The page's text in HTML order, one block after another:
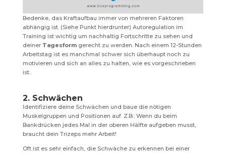
Bedenke, das Kraftaufbau immer von mehreren Faktoren
abhängig ist. (Siehe Punkt hierdrunter) Autoregulation im
Training ist wichtig um nachhaltig Fortschritte zu sehen und
deiner Tagesformgerecht zu werden. Nach einem 12-Stunden
Arbeitstag ist es manchmal schwer sich überhaupt noch zu
motivieren und sich an alles zu halten, wie es vorgeschrieben
ist.
2. Schwächen
Identifiziere deine Schwächen und baue die nötigen
Muskelgruppen und Positionen auf. Z.B.: Wenn du beim
Bankdrücken jedes Mal in der oberen Hälfte aufgeben musst,
braucht dein Trizeps mehr Arbeit!
Oft ist es sehr einfach, die Schwäche zu erkennen bei einer